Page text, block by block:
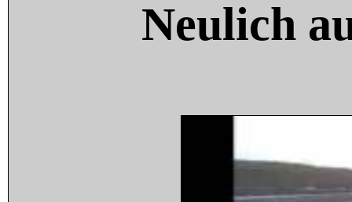
Neulich